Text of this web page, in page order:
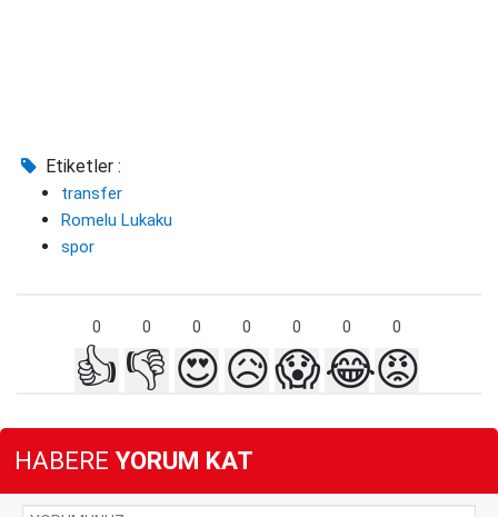
Etiketler :
transfer
Romelu Lukaku
spor
0 0 0 0 0 0 0
👍 👎 😍😥😱😂😡
HABERE YORUM KAT